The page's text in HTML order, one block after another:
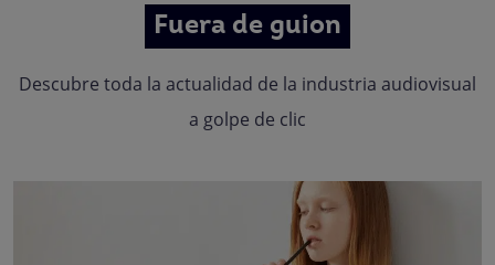
Fuera de guion
Descubre toda la actualidad de la industria audiovisual
a golpe de clic